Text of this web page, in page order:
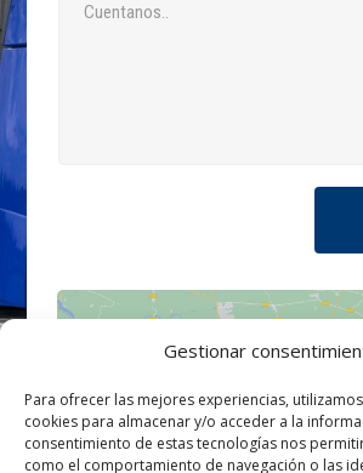
Gestionar
Para ofrecer las mejores experiencias,
cookies para almacenar y/o acceder a la
consentimiento de estas tecnologías nos
como el comportamiento de navegación o las
Haz clic para aceptar
marketing y permitir este